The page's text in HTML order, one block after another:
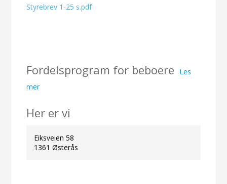
Styrebrev 1-25 s.pdf
Fordelsprogram for beboere
Les
mer
Her er vi
Eiksveien 58
1361 Østerås